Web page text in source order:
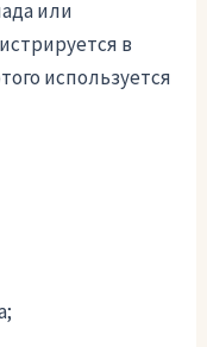
или
в
используется